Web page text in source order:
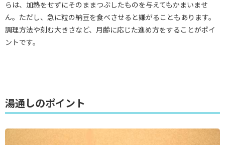
らは、加熱をせずにそのままつぶしたものを与えてもかまいませ
ん。ただし、急に粒の納豆を食べさせると嫌がることもあります。
調理方法や刻む大きさなど、月齢に応じた進め方をすることがポイ
ントです。
湯通しのポイント